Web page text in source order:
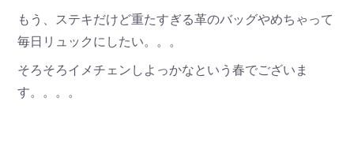
もう、ステキだけど重たすぎる革のバッグやめちゃって
毎日リュックにしたい。。。
そろそろイメチェンしよっかなという春でございま
す。。。。